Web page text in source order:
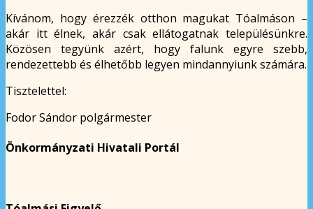
Kívánom, hogy érezzék otthon magukat Tóalmáson –
akár itt élnek, akár csak ellátogatnak településünkre.
Közösen tegyünk azért, hogy falunk egyre szebb,
rendezettebb és élhetőbb legyen mindannyiunk számára.
Tisztelettel:
Fodor Sándor polgármester
Önkormányzati Hivatali Portál